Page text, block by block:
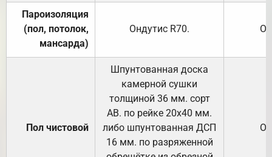
Пароизоляция
(пол, потолок,
мансарда)
Ондутис R70.
Пол чистовой
Шпунтованная доска
камерной сушки
толщиной 36 мм. сорт
АВ. по рейке 20х40 мм.
либо шпунтованная ДСП
16 мм. по разряженной